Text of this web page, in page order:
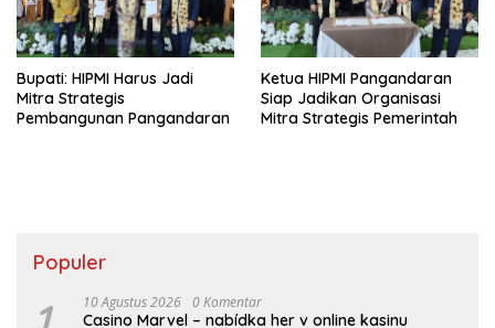
Bupati: HIPMI Harus Jadi
Mitra Strategis
Pembangunan Pangandaran
Ketua HIPMI Pangandaran
Siap Jadikan Organisasi
Mitra Strategis Pemerintah
Populer
10 Agustus 2026 0 Komentar
Casino Marvel – nabídka her v online kasinu